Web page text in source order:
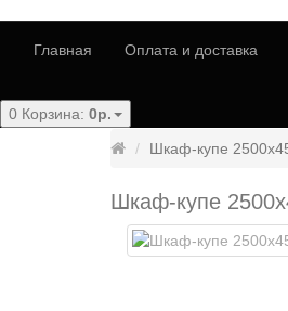
Главная Оплата и доставка
0 Корзина: 0р.
Шкаф-купе
Шкаф-купе